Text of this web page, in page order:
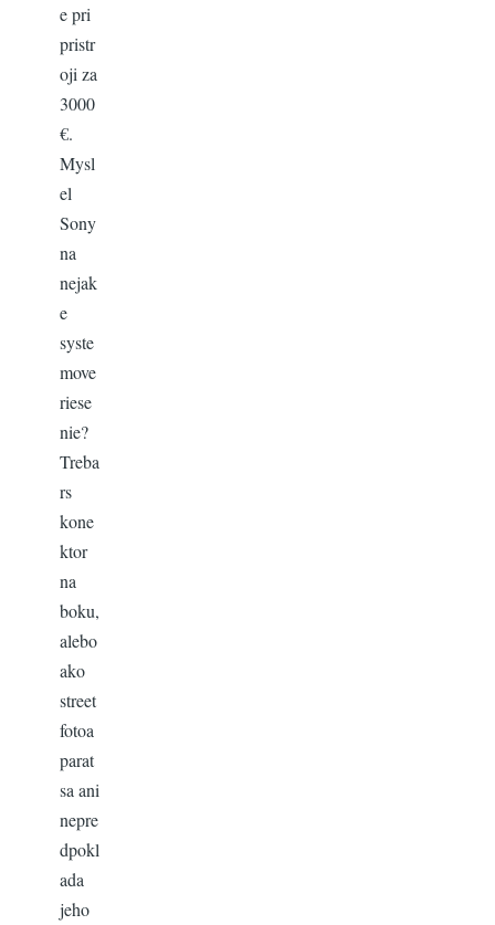
e pri
pristr
oji za
3000
€.
Mysl
el
Sony
na
nejak
e
syste
move
riese
nie?
Treba
rs
kone
ktor
na
boku,
alebo
ako
street
fotoa
parat
sa ani
nepre
dpokl
ada
jeho